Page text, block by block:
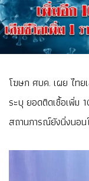
โฆษก ศบค. เผย ไทย
ระบุ ยอดติดเชื้อเพิ่ม
สถานการณ์ยังนิ่งนอน